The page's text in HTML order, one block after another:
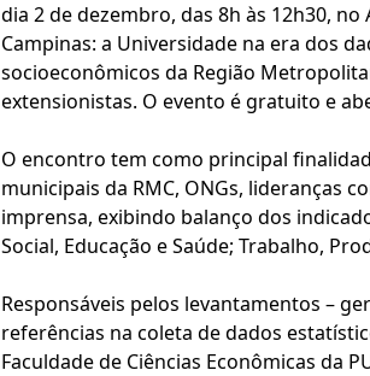
dia 2 de dezembro, das 8h às 12h30,
Campinas: a Universidade na era dos
socioeconômicos da Região
extensionistas. O evento é gratuito e
O encontro tem como principal
municipais da RMC, ONGs, lideranças
imprensa, exibindo balanço dos
Social, Educação e Saúde; Trabalho,
Responsáveis pelos levantamentos –
referências na coleta de dados
Faculdade de Ciências Econômicas da